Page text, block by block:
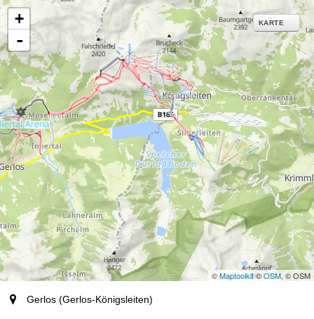
e
+
-
KARTE
©Maptoolkit©OSM, © OSM
Ort (Region)
Gerlos (Gerlos-Königsleiten)